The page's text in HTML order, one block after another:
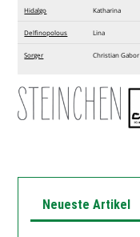
Hidalgo Katharina
Delfinopolous Lina
Sorger Christian Gabor
Neueste Artikel